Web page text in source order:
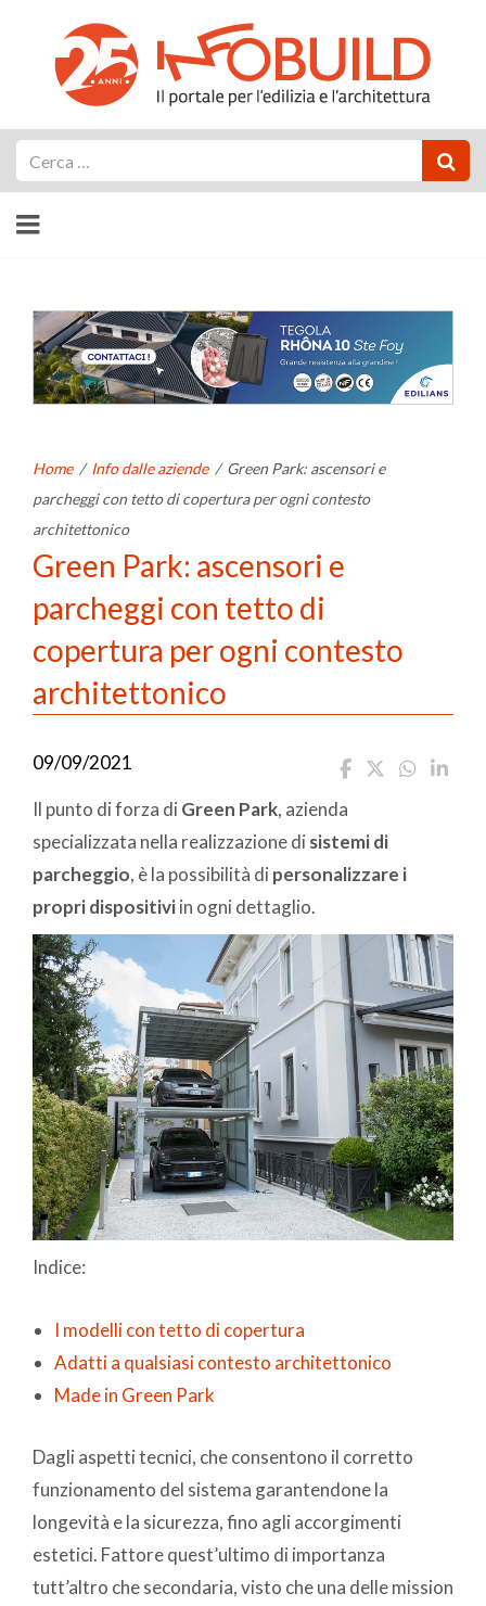
Home / Info dalle aziende / Green Park: ascensori e
parcheggi con tetto di copertura per ogni contesto
architettonico
Green Park: ascensori e
parcheggi con tetto di
copertura per ogni contesto
architettonico
09/09/2021
Il punto di forza di Green Park, azienda
specializzata nella realizzazione di sistemi di
parcheggio, è la possibilità di personalizzare i
propri dispositiviin ogni dettaglio.
Indice:
I modelli con tetto di copertura
Adatti a qualsiasi contesto architettonico
Made in Green Park
Dagli aspetti tecnici, che consentono il corretto
funzionamento del sistema garantendone la
longevità e la sicurezza, fino agli accorgimenti
estetici. Fattore quest’ultimo di importanza
tutt’altro che secondaria, visto che una delle mission